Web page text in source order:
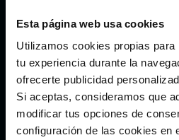
Esta página web usa cookies
Utilizamos cookies propias
tu experiencia durante la
ofrecerte publicidad
Si aceptas, consideramos que
modificar tus opciones de
configuración de las cookies en
Málaga
Valencia